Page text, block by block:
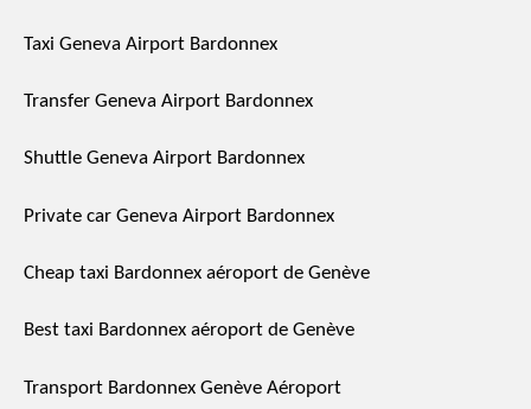
Taxi Geneva Airport Bardonnex
Transfer Geneva Airport Bardonnex
Shuttle Geneva Airport Bardonnex
Private car Geneva Airport Bardonnex
Cheap taxi Bardonnex aéroport de Genève
Best taxi Bardonnex aéroport de Genève
Transport Bardonnex Genève Aéroport